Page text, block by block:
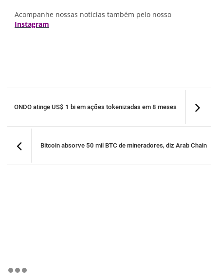
Acompanhe nossas notícias também pelo nosso
Instagram
ONDO atinge US$ 1 bi em ações tokenizadas em 8 meses
Bitcoin absorve 50 mil BTC de mineradores, diz Arab Chain